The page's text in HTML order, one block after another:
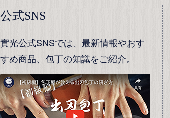
公式SNS
實光公式SNSでは、最新情報やおす
すめ商品、包丁の知識をご紹介。